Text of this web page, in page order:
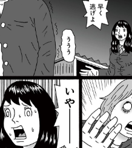
ャパン選手が証言した“NPB聞...